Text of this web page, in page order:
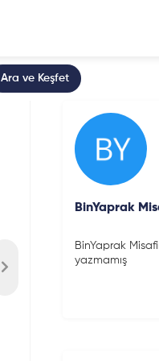
Ara ve Keşfet
BinYaprak
BinYaprak
yazmamış